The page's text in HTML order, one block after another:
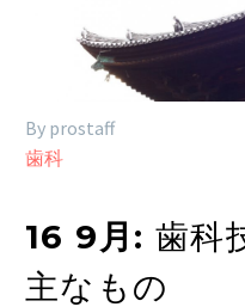
By prostaff
歯科
16 9月: 歯科
主なもの